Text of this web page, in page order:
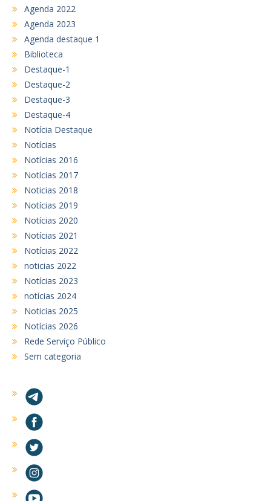
Agenda 2022
Agenda 2023
Agenda destaque 1
Biblioteca
Destaque-1
Destaque-2
Destaque-3
Destaque-4
Notícia Destaque
Notícias
Notícias 2016
Notícias 2017
Noticias 2018
Notícias 2019
Notícias 2020
Notícias 2021
Notícias 2022
noticias 2022
Notícias 2023
notícias 2024
Noticias 2025
Notícias 2026
Rede Serviço Público
Sem categoria